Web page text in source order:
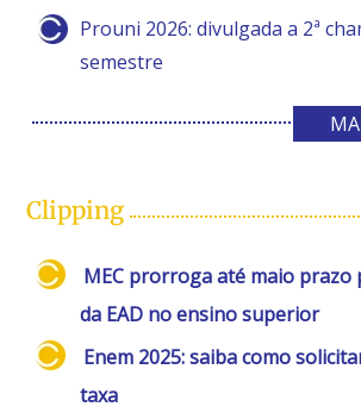
Prouni 2026: divulgada a 2ª
semestre
Clipping
MEC prorroga até maio prazo
da EAD no ensino superior
Enem 2025: saiba como
taxa